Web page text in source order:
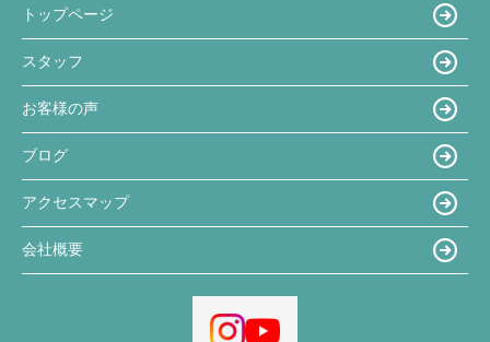
トップページ
スタッフ
お客様の声
ブログ
アクセスマップ
会社概要